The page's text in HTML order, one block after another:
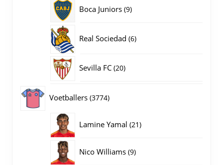
Boca Juniors 99
Real Sociedad 66
Sevilla FC 2020
Voetballers 37743774
Lamine Yamal 2121
Nico Williams 99